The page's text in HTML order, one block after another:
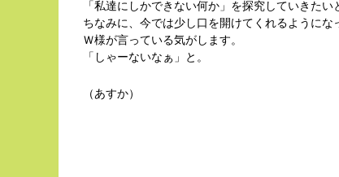
「私達にしかできない何か」を探究していきたい
ちなみに、今では少し口を開けてくれるようにな
Ｗ様が言っている気がします。
「しゃーないなぁ」と。
（あすか）